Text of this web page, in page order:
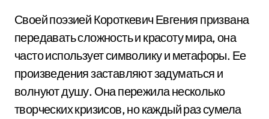
Своей поэзией Короткевич Евгения призвана
передавать сложность и красоту мира, она
часто использует символику и метафоры. Ее
произведения заставляют задуматься и
волнуют душу. Она пережила несколько
творческих кризисов, но каждый раз сумела